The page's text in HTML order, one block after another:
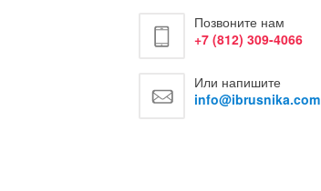
Позвоните нам
+7 (812) 309-4066
Или напишите
info@ibrusnika.com